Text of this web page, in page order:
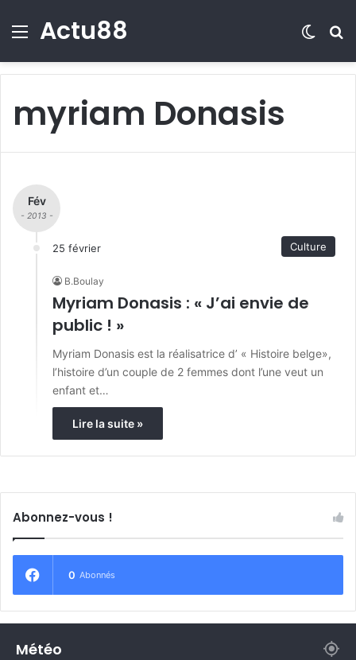
Menu
Actu88
myriam Donasis
Fév
- 2013 -
25 février Culture
B.Boulay
Myriam Donasis : « J’ai envie de
public ! »
Myriam Donasis est la réalisatrice d’ « Histoire belge»,
l’histoire d’un couple de 2 femmes dont l’une veut un
enfant et…
Lire la suite »
Abonnez-vous !
0 Abonnés
Météo